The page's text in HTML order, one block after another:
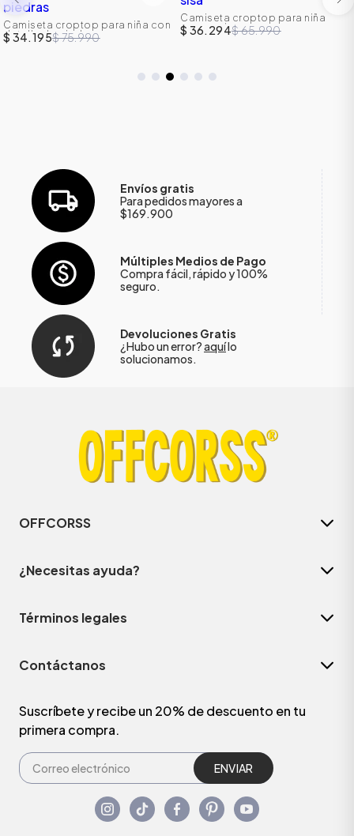
Camiseta croptop para niña con
detalle de piedras
$ 34.195$ 75.990
Camiseta croptop para niña
manga sisa
$ 36.294$ 65.990
Envíos gratis
Para pedidos mayores a
$169.900
Múltiples Medios de Pago
Compra fácil, rápido y 100%
seguro.
Devoluciones Gratis
¿Hubo un error?aquílo
solucionamos.
OFFCORSS
¿Necesitas ayuda?
Términos legales
Contáctanos
Suscríbete y recibe un 20% de descuento en tu
primera compra.
ENVIAR